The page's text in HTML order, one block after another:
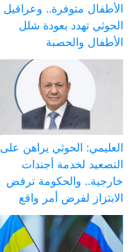
الأطفال متوفرة.. وعراقيل
الحوثي تهدد بعودة شلل
الأطفال والحصبة
العليمي: الحوثي يراهن على
التصعيد لخدمة أجندات
خارجية.. والحكومة ترفض
الابتزاز لفرض أمر واقع